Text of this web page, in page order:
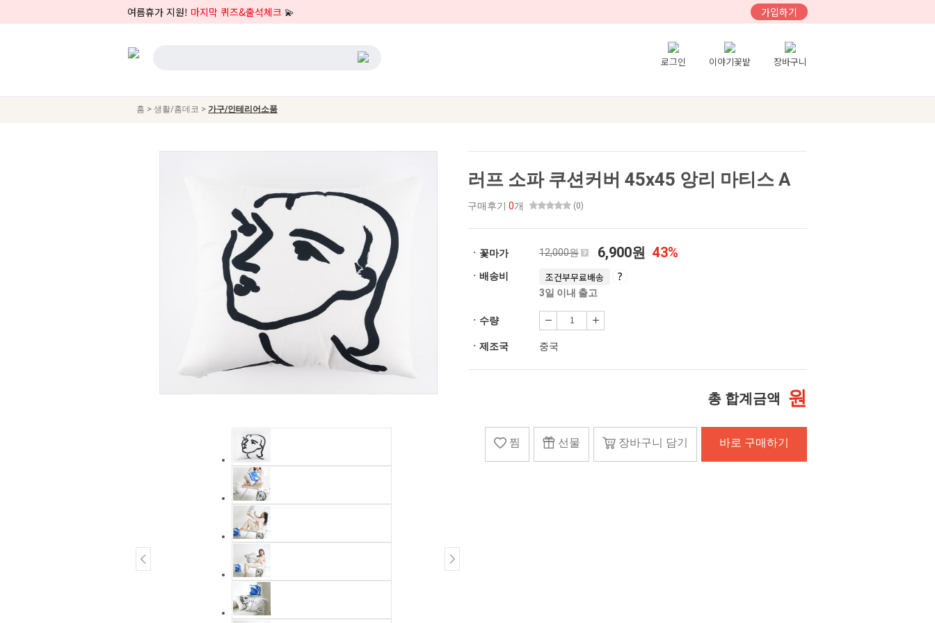
여름휴가 지원! 마지막 퀴즈&출석체크 💫 가입하기
로그인 이야기꽃밭 장바구니
홈 > 생활/홈데코 > 가구/인테리어소품
러프 소파 쿠션커버 45x45 앙리 마티스 A
구매후기 0개 (0)
ㆍ꽃마가 12,000원 6,900원 43%
ㆍ배송비 조건부무료배송
3일 이내 출고
ㆍ수량
ㆍ제조국 중국
총 합계금액 원
찜 선물 장바구니 담기 바로 구매하기